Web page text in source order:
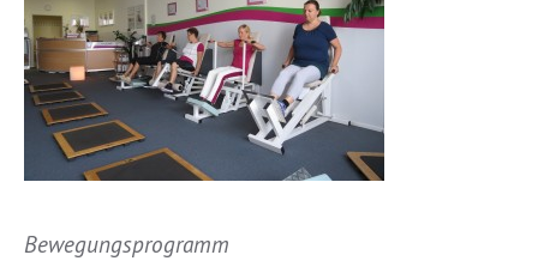
Bewegungsprogramm